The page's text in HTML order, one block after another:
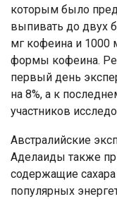
которым было
выпивать до двух
мг кофеина и 1000
формы кофеина.
первый день
на 8%, а к
участников
Австралийские
Аделаиды также
содержащие
популярных